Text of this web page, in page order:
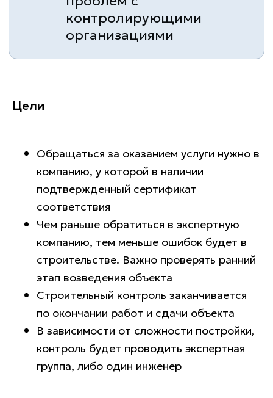
Цели
Обращаться за оказанием услуги нужно в
компанию, у которой в наличии
подтвержденный сертификат
соответствия
Чем раньше обратиться в экспертную
компанию, тем меньше ошибок будет в
строительстве. Важно проверять ранний
этап возведения объекта
Строительный контроль заканчивается
по окончании работ и сдачи объекта
В зависимости от сложности постройки,
контроль будет проводить экспертная
группа, либо один инженер